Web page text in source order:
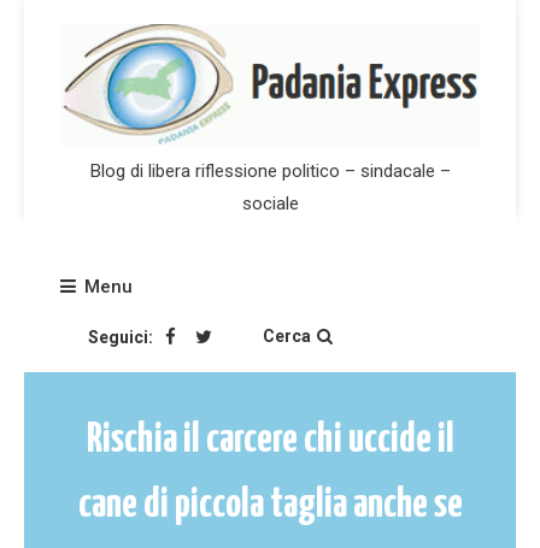
Blog di libera riflessione politico – sindacale –
sociale
Menu
Seguici: Cerca
Rischia il carcere chi uccide il
cane di piccola taglia anche se